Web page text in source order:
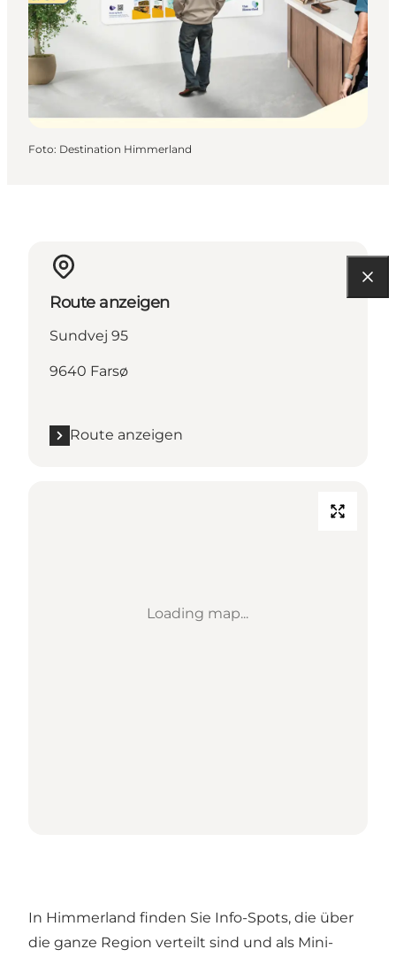
Foto: Destination Himmerland
Route anzeigen
Sundvej 95
9640 Farsø
Route anzeigen
Loading map...
In Himmerland finden Sie Info-Spots, die über
die ganze Region verteilt sind und als Mini-